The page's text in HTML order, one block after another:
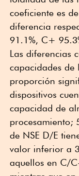
coeficiente es
diferencia
91.1%, C+
Las diferencias
capacidades de
proporción
dispositivos
capacidad de
procesamiento;
de NSE D/E
valor inferior a
aquellos en C/